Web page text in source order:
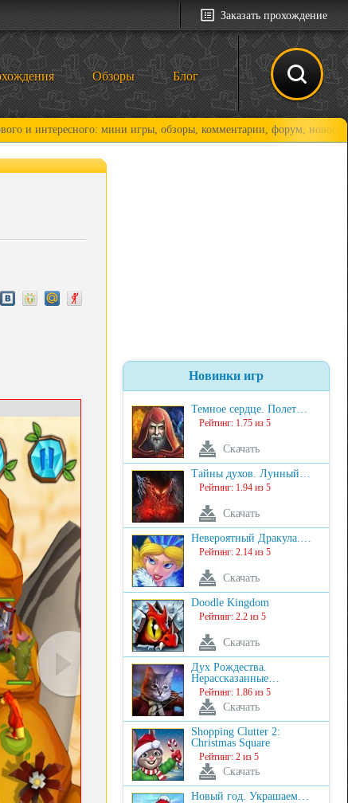
Заказать прохождение
Обзоры Блог
мини игры, обзоры, комментарии, форум, новости и,
Новинки игр
Темное сердце. Полет…
Рейтинг: 1.75 из 5
Скачать
Тайны духов. Лунный…
Рейтинг: 1.94 из 5
Скачать
Невероятный Дракула.…
Рейтинг: 2.14 из 5
Скачать
Doodle Kingdom
Рейтинг: 2.2 из 5
Скачать
Дух Рождества.
Нерассказанные…
Рейтинг: 1.86 из 5
Скачать
Shopping Clutter 2:
Christmas Square
Рейтинг: 2 из 5
Скачать
Новый год. Украшаем…